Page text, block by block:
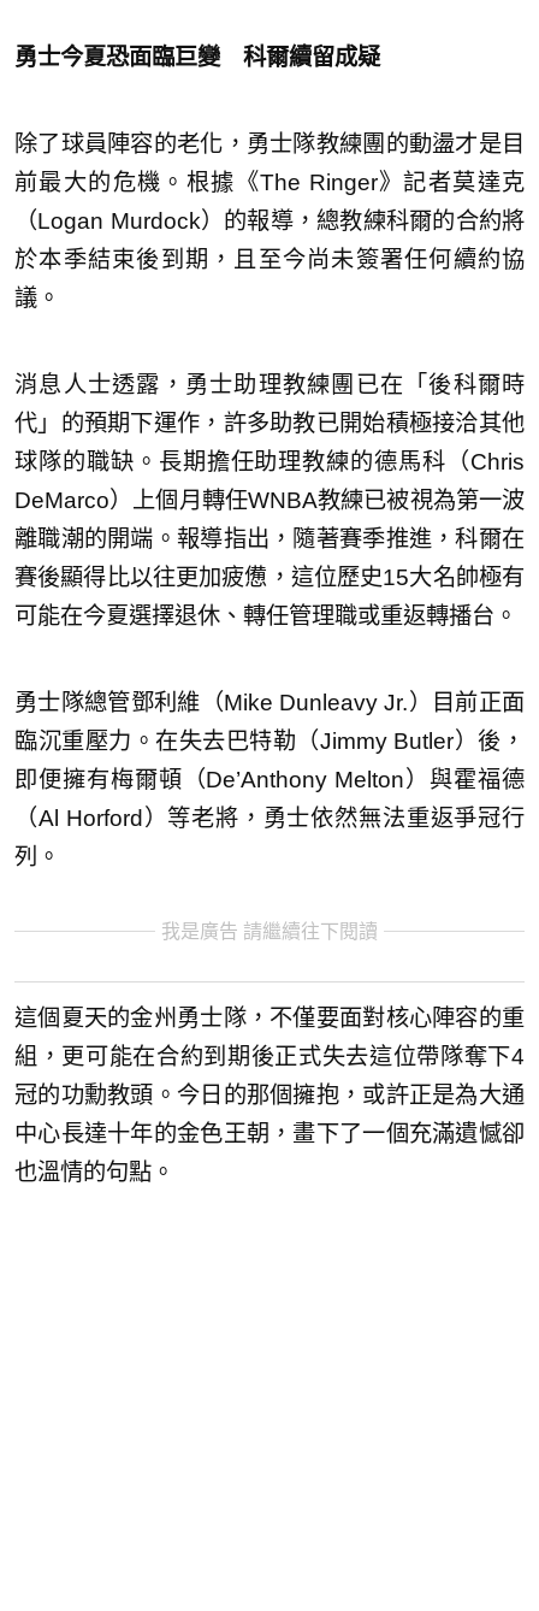
勇士今夏恐面臨巨變 科爾續留成疑
除了球員陣容的老化，勇士隊教練團的動盪才是目
前最大的危機。根據《The Ringer》記者莫達克
（Logan Murdock）的報導，總教練科爾的合約將
於本季結束後到期，且至今尚未簽署任何續約協
議。
消息人士透露，勇士助理教練團已在「後科爾時
代」的預期下運作，許多助教已開始積極接洽其他
球隊的職缺。長期擔任助理教練的德馬科（Chris
DeMarco）上個月轉任WNBA教練已被視為第一波
離職潮的開端。報導指出，隨著賽季推進，科爾在
賽後顯得比以往更加疲憊，這位歷史15大名帥極有
可能在今夏選擇退休、轉任管理職或重返轉播台。
勇士隊總管鄧利維（Mike Dunleavy Jr.）目前正面
臨沉重壓力。在失去巴特勒（Jimmy Butler）後，
即便擁有梅爾頓（De’Anthony Melton）與霍福德
（Al Horford）等老將，勇士依然無法重返爭冠行
列。
我是廣告 請繼續往下閱讀
這個夏天的金州勇士隊，不僅要面對核心陣容的重
組，更可能在合約到期後正式失去這位帶隊奪下4
冠的功勳教頭。今日的那個擁抱，或許正是為大通
中心長達十年的金色王朝，畫下了一個充滿遺憾卻
也溫情的句點。